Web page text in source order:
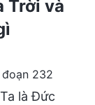
Trời và
232
là Đức